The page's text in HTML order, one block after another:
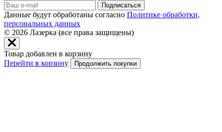
Подписаться
Данные будут обработаны согласно Политике обработки,
персональных данных
© 2026 Лазерка (все права защищены)
Товар добавлен в корзину
Перейти в корзину
Продолжить покупки